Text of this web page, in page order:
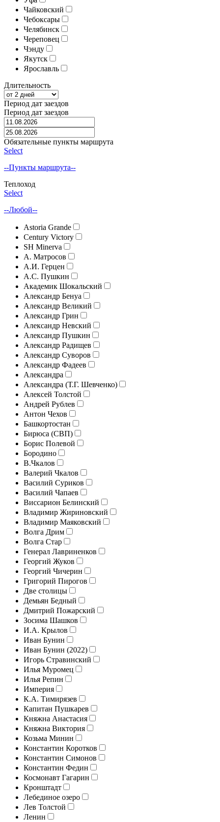
Чайковский
Чебоксары
Челябинск
Череповец
Чэнду
Якутск
Ярославль
Длительность
Период дат заездов
Период дат заездов
Обязательные пункты маршрута
Select
--Пункты маршрута--
Теплоход
Select
--Любой--
Astoria Grande
Century Victory
SH Minerva
А. Матросов
А.И. Герцен
А.С. Пушкин
Академик Шокальский
Александр Бенуа
Александр Великий
Александр Грин
Александр Невский
Александр Пушкин
Александр Радищев
Александр Суворов
Александр Фадеев
Александра
Александра (Т.Г. Шевченко)
Алексей Толстой
Андрей Рублев
Антон Чехов
Башкортостан
Бирюса (СВП)
Борис Полевой
Бородино
В.Чкалов
Валерий Чкалов
Василий Суриков
Василий Чапаев
Виссарион Белинский
Владимир Жириновский
Владимир Маяковский
Волга Дрим
Волга Стар
Генерал Лавриненков
Георгий Жуков
Георгий Чичерин
Григорий Пирогов
Две столицы
Демьян Бедный
Дмитрий Пожарский
Зосима Шашков
И.А. Крылов
Иван Бунин
Иван Бунин (2022)
Игорь Стравинский
Илья Муромец
Илья Репин
Империя
К.А. Тимирязев
Капитан Пушкарев
Княжна Анастасия
Княжна Виктория
Козьма Минин
Константин Коротков
Константин Симонов
Константин Федин
Космонавт Гагарин
Кронштадт
Лебединое озеро
Лев Толстой
Ленин